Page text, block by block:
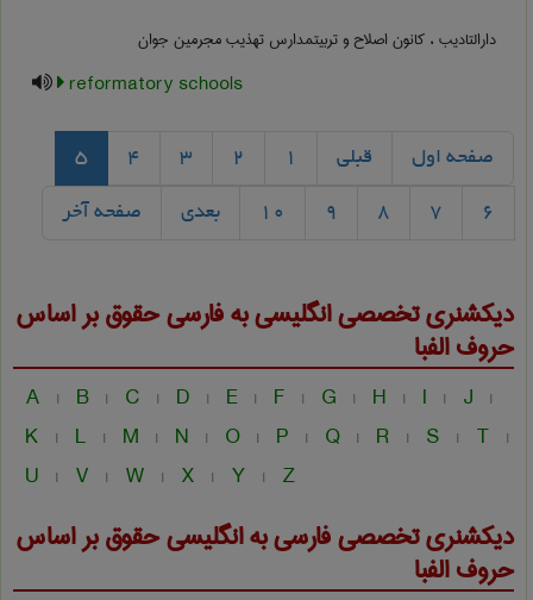
دارالتادیب ، کانون اصلاح و تربیتمدارس تهذیب مجرمین جوان
reformatory schools
صفحه اول قبلی 1
2
3
4
5
6
7
8
9
10 بعدی صفحه آخر
دیکشنری تخصصی انگلیسی به فارسیحقوقبر اساس
حروف الفبا
A | B | C | D | E | F | G | H | I | J |
K | L | M | N | O | P | Q | R | S | T |
U | V | W | X | Y | Z
دیکشنری تخصصی فارسی به انگلیسیحقوقبر اساس
حروف الفبا